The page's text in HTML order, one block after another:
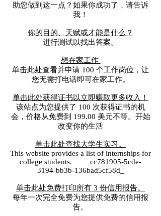
助您做到这一点？如果你成功了，请告诉
我！
你的目的、天赋或才能是什么？
进行测试以找出答案。
想在家工作
单击此处查看并申请 100 个工作岗位，让
您无需打电话即可在家工作。
单击此处获得证书以立即赚取更多收入！
该站点为您提供了 100 次获得证书的机
会，价格从免费到 199.00 美元不等。开始
改变你的生活
单击此处查找大学生实习。
This website provides a list of internships for
college students. _cc781905-5cde-
3194-bb3b-136bad5cf58d_
单击此处免费打印所有 3 份信用报告。
每年一次完全免费为您提供免费的信用报
告。